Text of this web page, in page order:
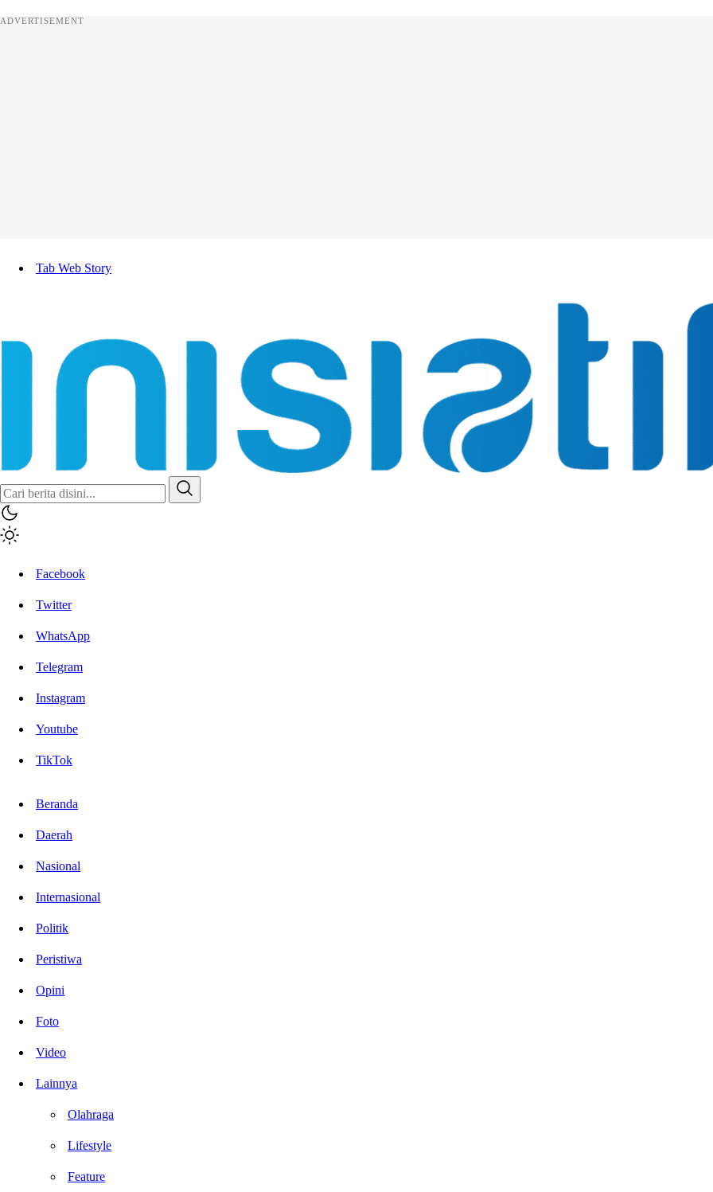
ADVERTISEMENT
Tab Web Story
Inisiatif.co
Stay Connected Stay Informed
Facebook
Twitter
WhatsApp
Telegram
Instagram
Youtube
TikTok
Beranda
Daerah
Nasional
Internasional
Politik
Peristiwa
Opini
Foto
Video
Lainnya
Olahraga
Lifestyle
Feature